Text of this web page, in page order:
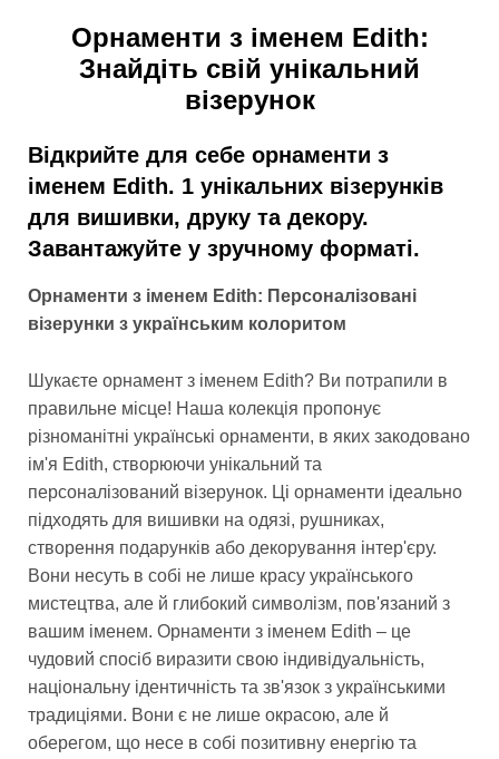
Орнаменти з іменем Edith:
Знайдіть свій унікальний
візерунок
Відкрийте для себе орнаменти з
іменем Edith. 1 унікальних візерунків
для вишивки, друку та декору.
Завантажуйте у зручному форматі.
Орнаменти з іменем Edith: Персоналізовані
візерунки з українським колоритом
Шукаєте орнамент з іменем Edith? Ви потрапили в
правильне місце! Наша колекція пропонує
різноманітні українські орнаменти, в яких закодовано
ім'я Edith, створюючи унікальний та
персоналізований візерунок. Ці орнаменти ідеально
підходять для вишивки на одязі, рушниках,
створення подарунків або декорування інтер'єру.
Вони несуть в собі не лише красу українського
мистецтва, але й глибокий символізм, пов'язаний з
вашим іменем. Орнаменти з іменем Edith – це
чудовий спосіб виразити свою індивідуальність,
національну ідентичність та зв'язок з українськими
традиціями. Вони є не лише окрасою, але й
оберегом, що несе в собі позитивну енергію та